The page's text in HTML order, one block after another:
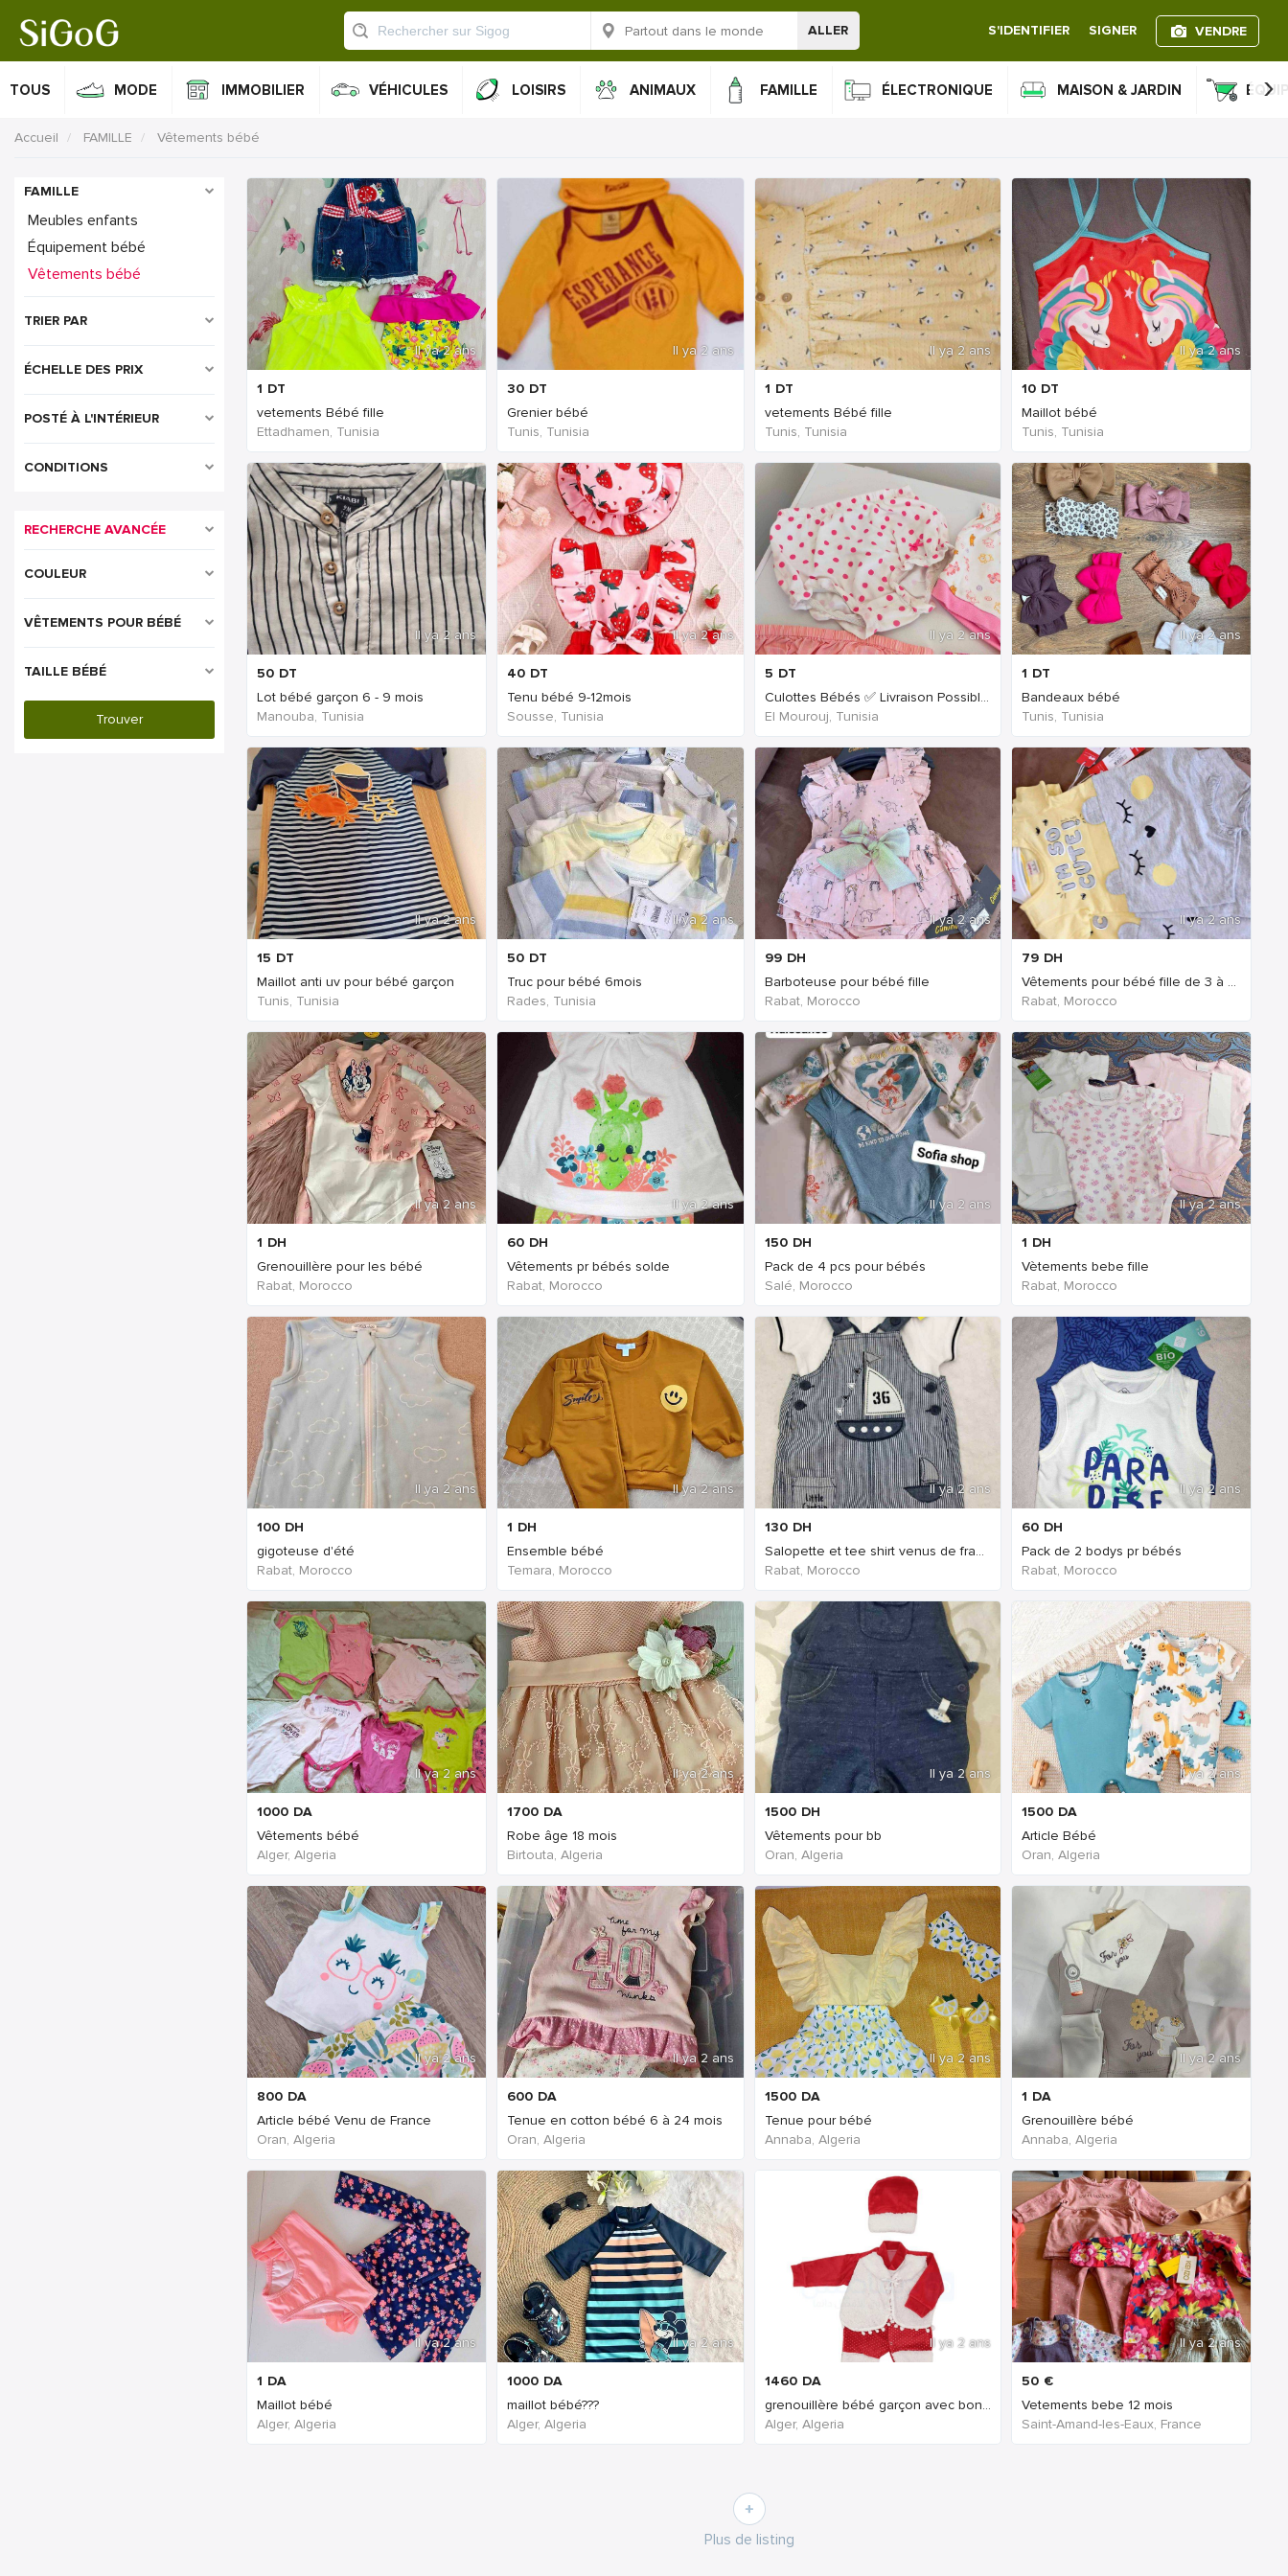
ALLER S'IDENTIFIER SIGNER VENDRE
TOUS MODE IMMOBILIER VÉHICULES LOISIRS ANIMAUX FAMILLE ÉLECTRONIQUE MAISON & JARDIN ›
Accueil FAMILLE Vêtements bébé
FAMILLE
Meubles enfants
Équipement bébé
Vêtements bébé
TRIER PAR
ÉCHELLE DES PRIX
POSTÉ À L'INTÉRIEUR
CONDITIONS
RECHERCHE AVANCÉE
COULEUR
VÊTEMENTS POUR BÉBÉ
TAILLE BÉBÉ
Il ya 2 ans
1 DT
vetements Bébé fille
Ettadhamen, Tunisia
Il ya 2 ans
50 DT
Lot bébé garçon 6 - 9 mois
Manouba, Tunisia
Il ya 2 ans
15 DT
Maillot anti uv pour bébé garçon
Tunis, Tunisia
Il ya 2 ans
1 DH
Grenouillère pour les bébé
Rabat, Morocco
Il ya 2 ans
100 DH
gigoteuse d'été
Rabat, Morocco
Il ya 2 ans
1000 DA
Vêtements bébé
Alger, Algeria
Il ya 2 ans
800 DA
Article bébé Venu de France
Oran, Algeria
Il ya 2 ans
1 DA
Maillot bébé
Alger, Algeria
Il ya 2 ans
30 DT
Grenier bébé
Tunis, Tunisia
Il ya 2 ans
40 DT
Tenu bébé 9-12mois
Sousse, Tunisia
Il ya 2 ans
50 DT
Truc pour bébé 6mois
Rades, Tunisia
Il ya 2 ans
60 DH
Vêtements pr bébés solde
Rabat, Morocco
Il ya 2 ans
1 DH
Ensemble bébé
Temara, Morocco
Il ya 2 ans
1700 DA
Robe âge 18 mois
Birtouta, Algeria
Il ya 2 ans
600 DA
Tenue en cotton bébé 6 à 24 mois
Oran, Algeria
Il ya 2 ans
1000 DA
maillot bébé???
Alger, Algeria
Il ya 2 ans
1 DT
vetements Bébé fille
Tunis, Tunisia
Il ya 2 ans
5 DT
Culottes Bébés ✅ Livraison Possible ?
El Mourouj, Tunisia
Il ya 2 ans
99 DH
Barboteuse pour bébé fille
Rabat, Morocco
Il ya 2 ans
150 DH
Pack de 4 pcs pour bébés
Salé, Morocco
Il ya 2 ans
130 DH
Salopette et tee shirt venus de france
Rabat, Morocco
Il ya 2 ans
1500 DH
Vêtements pour bb
Oran, Algeria
Il ya 2 ans
1500 DA
Tenue pour bébé
Annaba, Algeria
Il ya 2 ans
1460 DA
grenouillère bébé garçon avec bonnet coleur rouge et blanc DP1080896
Alger, Algeria
Il ya 2 ans
10 DT
Maillot bébé
Tunis, Tunisia
Il ya 2 ans
1 DT
Bandeaux bébé
Tunis, Tunisia
Il ya 2 ans
79 DH
Vêtements pour bébé fille de 3 à 6 mois
Rabat, Morocco
Il ya 2 ans
1 DH
Vètements bebe fille
Rabat, Morocco
Il ya 2 ans
60 DH
Pack de 2 bodys pr bébés
Rabat, Morocco
Il ya 2 ans
1500 DA
Article Bébé
Oran, Algeria
Il ya 2 ans
1 DA
Grenouillère bébé
Annaba, Algeria
Il ya 2 ans
50 €
Vetements bebe 12 mois
Saint-Amand-les-Eaux, France
Plus de listing